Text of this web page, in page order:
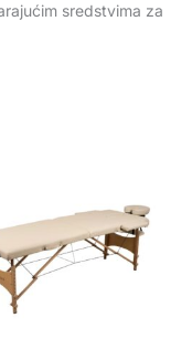
sredstvima za